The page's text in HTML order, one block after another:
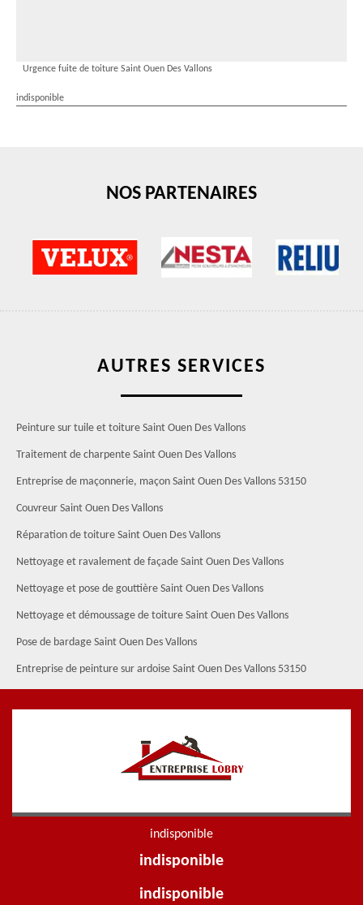
Urgence fuite de toiture Saint Ouen Des Vallons
indisponible
NOS PARTENAIRES
AUTRES SERVICES
Peinture sur tuile et toiture Saint Ouen Des Vallons
Traitement de charpente Saint Ouen Des Vallons
Entreprise de maçonnerie, maçon Saint Ouen Des Vallons 53150
Couvreur Saint Ouen Des Vallons
Réparation de toiture Saint Ouen Des Vallons
Nettoyage et ravalement de façade Saint Ouen Des Vallons
Nettoyage et pose de gouttière Saint Ouen Des Vallons
Nettoyage et démoussage de toiture Saint Ouen Des Vallons
Pose de bardage Saint Ouen Des Vallons
Entreprise de peinture sur ardoise Saint Ouen Des Vallons 53150
indisponible
indisponible
indisponible